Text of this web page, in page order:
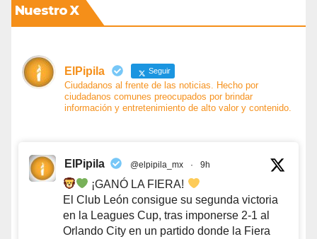
Nuestro X
ElPipila Seguir
Ciudadanos al frente de las noticias. Hecho por
ciudadanos comunes preocupados por brindar
información y entretenimiento de alto valor y contenido.
ElPipila @elpipila_mx · 9h
¡GANÓ LA FIERA!
El Club León consigue su segunda victoria
en la Leagues Cup, tras imponerse 2-1 al
Orlando City en un partido donde la Fiera